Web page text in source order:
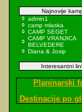
Najnovije
admin1
camp mlaska
CAMP SEGET
CAMP VRANJICA
BELVEDERE
Diana & Josip
Interesantni
Planinarski
Destinacije po